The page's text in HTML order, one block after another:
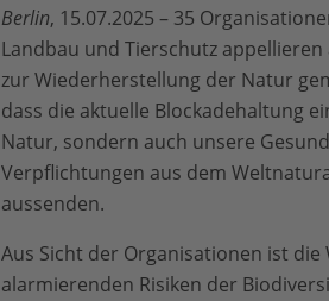
Berlin, 15.07.2025 – 35
Landbau und Tierschutz
zur Wiederherstellung der Natur
dass die aktuelle Blockadehaltung
Natur, sondern auch unsere
Verpflichtungen aus dem
aussenden.
Aus Sicht der Organisationen ist
alarmierenden Risiken der